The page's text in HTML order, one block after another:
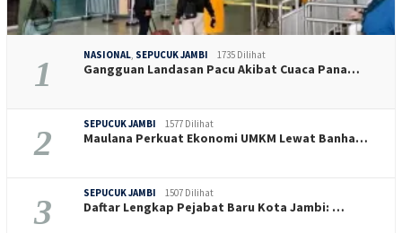
1 NASIONAL SEPUCUK JAMBI 1735 Dilihat
Gangguan Landasan Pacu Akibat Cuaca Pana…
2 SEPUCUK JAMBI 1577 Dilihat
Maulana Perkuat Ekonomi UMKM Lewat Banha…
3 SEPUCUK JAMBI 1507 Dilihat
Daftar Lengkap Pejabat Baru Kota Jambi: …